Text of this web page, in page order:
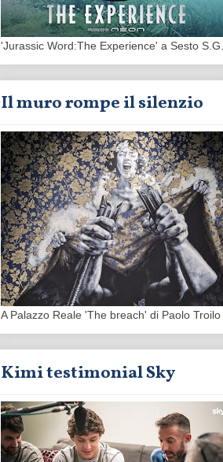
'Jurassic Word:The Experience' a Sesto S.G.
Il muro rompe il silenzio
A Palazzo Reale 'The breach' di Paolo Troilo
Kimi testimonial Sky